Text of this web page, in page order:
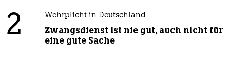
2 Wehrplicht in Deutschland
Zwangsdienst ist nie gut, auch nicht für
eine gute Sache